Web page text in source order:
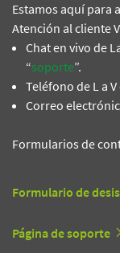
Estamos aquí para
Atención al cliente
Chat en vivo de
“soporte”.
Teléfono de L a
Correo
Formularios de
Formulario de
Página de soporte